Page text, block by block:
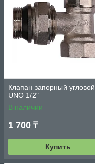
Клапан запорный угловой
UNO 1/2"
В наличии
1 700 ₸
Купить